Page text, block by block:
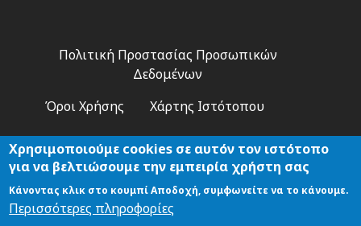
Πολιτική Προστασίας Προσωπικών
Δεδομένων
Όροι Χρήσης
Χάρτης Ιστότοπου
Αναζήτηση
Χρησιμοποιούμε cookies σε αυτόν τον ιστότοπο
για να βελτιώσουμε την εμπειρία χρήστη σας
Κάνοντας κλικ στο κουμπί Αποδοχή, συμφωνείτε να το κάνουμε.
Περισσότερες πληροφορίες